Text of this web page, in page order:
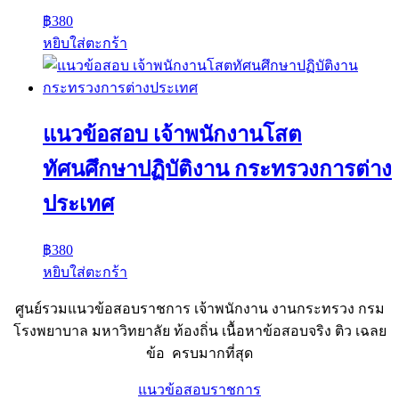
฿380
หยิบใส่ตะกร้า
แนวข้อสอบ เจ้าพนักงานโสต
ทัศนศึกษาปฏิบัติงาน กระทรวงการต่าง
ประเทศ
฿380
หยิบใส่ตะกร้า
ศูนย์รวมแนวข้อสอบราชการ เจ้าพนักงาน งานกระทรวง กรม
โรงพยาบาล มหาวิทยาลัย ท้องถิ่น เนื้อหาข้อสอบจริง ติว เฉลย
ข้อ ครบมากที่สุด
แนวข้อสอบราชการ